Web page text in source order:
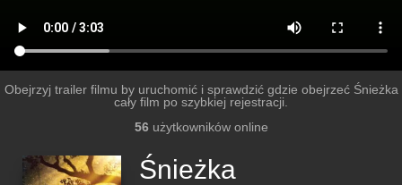
Obejrzyj trailer filmu by uruchomić i sprawdzić gdzie obejrzeć Śnieżka
cały film po szybkiej rejestracji.
56użytkowników online
Śnieżka